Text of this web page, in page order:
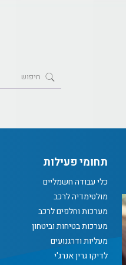
תחומי פעילות
כלי עבודה חשמליים
מולטימדיה לרכב
מערכות וחלפים לרכב
מערכות בטיחות וביטחון
מעליות ודרגנועים
לדיקו גרין אנרג'י